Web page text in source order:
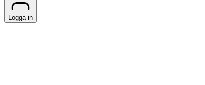
Logga in